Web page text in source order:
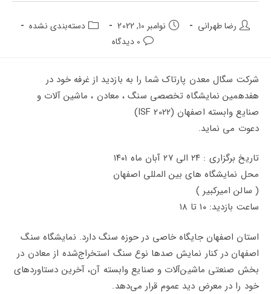
نویسنده
رضا طهرانی
تاریخ
انتشار
نوامبر 10, 2022
دسته‌بندی
دسته‌بندی نشده
دیدگاه‌های0 دیدگاه
شرکت سگال معدن پارتاک شما را به بازدید از غرفه خود در
هفدهمین نمایشگاه تخصصی سنگ ، معادن ، ماشین آلات و
صنایع وابسته اصفهان (ISF 2022)
دعوت می نماید.
تاریخ برگزاری : ۲۴ الی ۲۷ آبان ماه ۱۴۰۱
محل نمایشگاه های بین المللی اصفهان
( سالن امیرکبیر )
ساعت بازدید: ۱۰ تا ۱۸
استان اصفهان جایگاه خاصی در حوزه سنگ دارد. نمایشگاه سنگ
اصفهان در کنار نمایش صدها نوع سنگ استخراج‌شده از معادن در
بخش صنعتی ماشین‌آلات و صنایع وابسته آن، آخرین دستاوردهای
خود را در معرض دید عموم قرار می‌دهد.